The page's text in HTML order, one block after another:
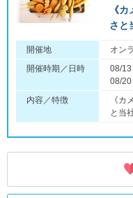
《
さと
開催地
オン
開催時期／日時
08/13
08/
内容／特徴
《カ
と当